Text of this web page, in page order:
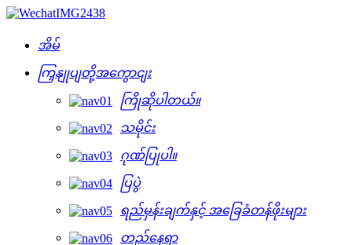
အိမ်
ကြှနျုပျတို့အကွောငျး
ကြိုဆိုပါတယ်။
သမိုင်း
ဂုဏ်ပြုပါ။
ပြပွဲ
ရည်မှန်းချက်နှင့် အခြေခံတန်ဖိုးများ
တည်နေရာ